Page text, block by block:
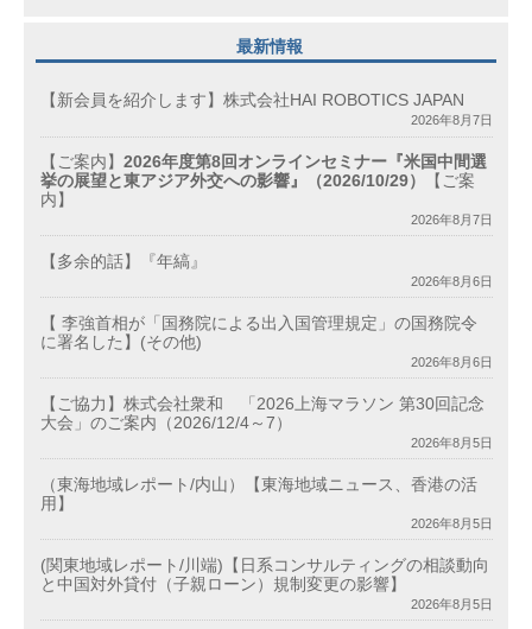
最新情報
【新会員を紹介します】株式会社HAI ROBOTICS JAPAN
2026年8月7日
【ご案内】 2026年度第8回オンラインセミナー『米国中間選
挙の展望と東アジア外交への影響』（2026/10/29）
【ご案
内】
2026年8月7日
【多余的話】『年縞』
2026年8月6日
【 李強首相が「国務院による出入国管理規定」の国務院令
に署名した】(その他)
2026年8月6日
【ご協力】株式会社衆和 「2026上海マラソン 第30回記念
大会」のご案内（2026/12/4～7）
2026年8月5日
（東海地域レポート/内山）【東海地域ニュース、香港の活
用】
2026年8月5日
(関東地域レポート/川端)【日系コンサルティングの相談動向
と中国対外貸付（子親ローン）規制変更の影響】
2026年8月5日